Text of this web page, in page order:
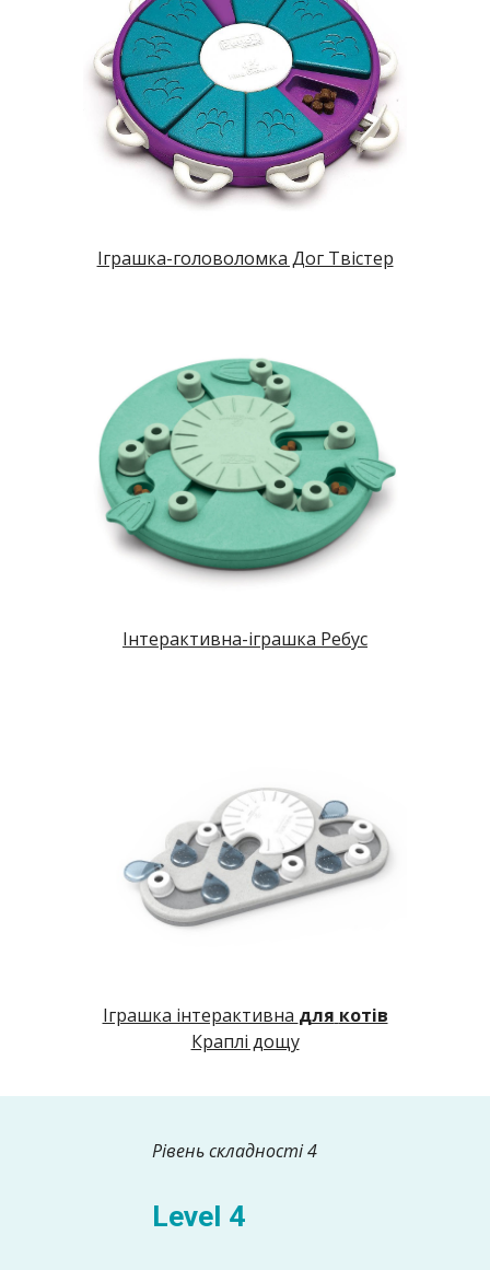
Іграшка-головоломка Дог Твістер
Інтерактивна-іграшка Ребус
Іграшка інтерактивна для котів
Краплі дощу
Рівень складності 4
Level 4